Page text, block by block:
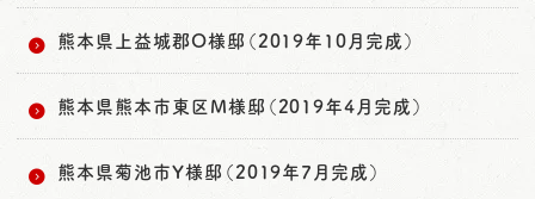
熊本県上益城郡O様邸（2019年10月完成）
熊本県熊本市東区M様邸（2019年4月完成）
熊本県菊池市Y様邸（2019年7月完成）